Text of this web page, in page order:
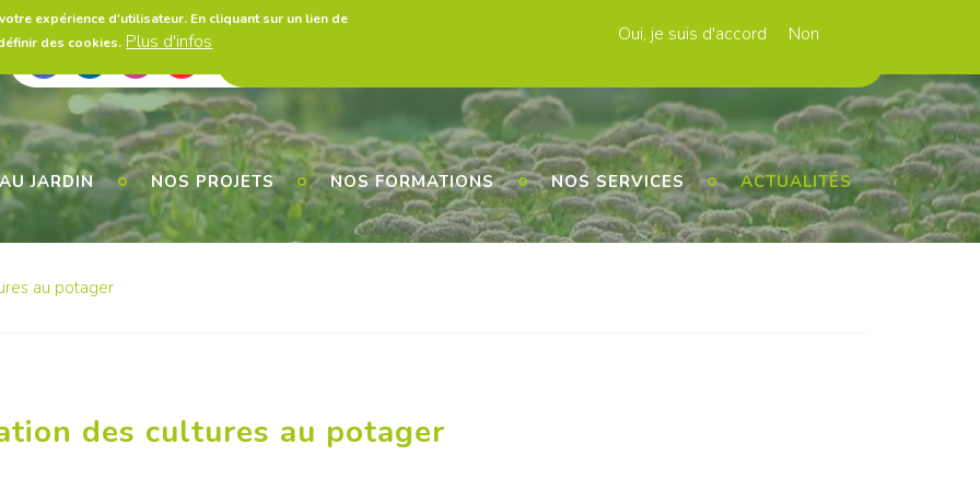
expérience d'utilisateur. En cliquant sur un lien de
des cookies. Plus d'infos Oui, je suis d'accord Non
Utils
JARDIN NOS PROJETS NOS FORMATIONS NOS SERVICES ACTUALITÉS
au potager
des cultures au potager